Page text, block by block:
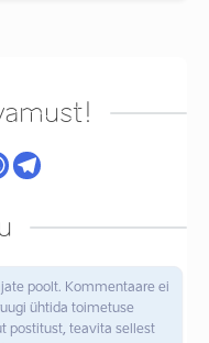
poolt. Kommentaare ei
ühtida toimetuse
postitust, teavita sellest